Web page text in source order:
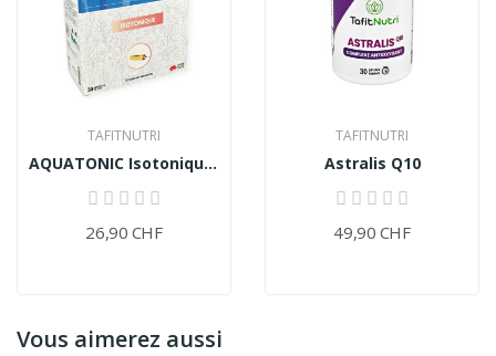
TAFITNUTRI
AQUATONIC Isotonique (30 ampoules)
26,90 CHF
TAFITNUTRI
Astralis Q10
49,90 CHF
Vous aimerez aussi